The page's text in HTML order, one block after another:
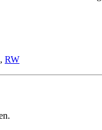
, RW